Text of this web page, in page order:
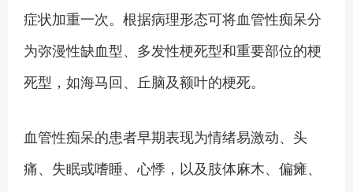
症状加重一次。根据病理形态可将血管性痴呆分
为弥漫性缺血型、多发性梗死型和重要部位的梗
死型，如海马回、丘脑及额叶的梗死。
血管性痴呆的患者早期表现为情绪易激动、头
痛、失眠或嗜睡、心悸，以及肢体麻木、偏瘫、